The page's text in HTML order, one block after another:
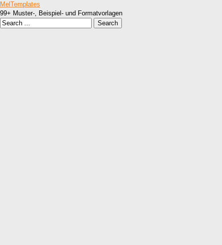
MelTemplates
99+ Muster-, Beispiel- und Formatvorlagen